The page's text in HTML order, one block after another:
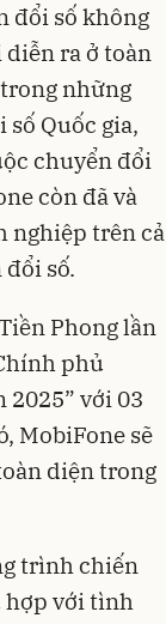
đổi số không
ra ở toàn
những
số Quốc gia,
chuyển đổi
còn đã và
nghiệp trên cả
số.
Phong lần
phủ
2025” với 03
MobiFone sẽ
diện trong
trình chiến
hợp với tình